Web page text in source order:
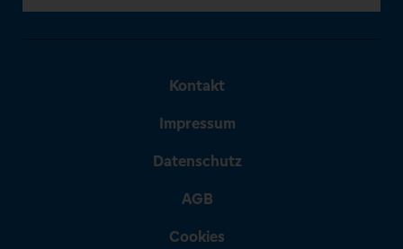
Kontakt
Impressum
Datenschutz
AGB
Cookies